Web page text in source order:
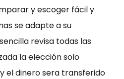
y escoger fácil y
se adapte a su
revisa todas las
la elección solo
el dinero sera transferido